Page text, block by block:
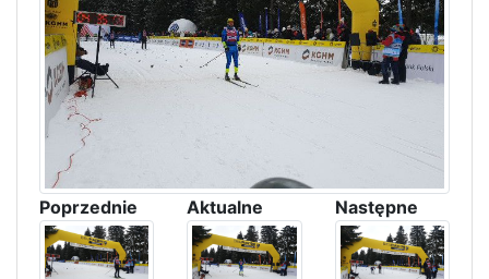
Poprzednie Aktualne Następne